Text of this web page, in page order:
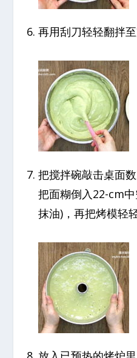
再用刮刀轻轻翻拌至
把搅拌碗敲击桌面
把面糊倒入22-cm
抹油)，再把烤模轻